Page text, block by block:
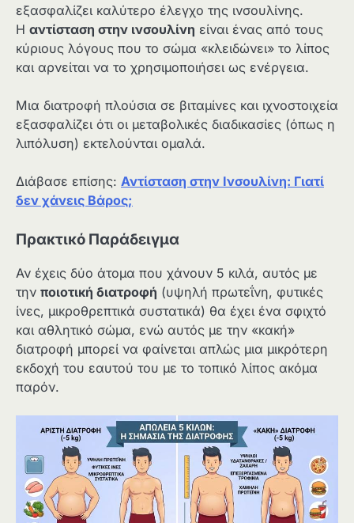
εξασφαλίζει καλύτερο έλεγχο της ινσουλίνης.
Η αντίσταση στην ινσουλίνη είναι ένας από τους
κύριους λόγους που το σώμα «κλειδώνει» το λίπος
και αρνείται να το χρησιμοποιήσει ως ενέργεια.
Μια διατροφή πλούσια σε βιταμίνες και ιχνοστοιχεία
εξασφαλίζει ότι οι μεταβολικές διαδικασίες (όπως η
λιπόλυση) εκτελούνται ομαλά.
Διάβασε επίσης: Αντίσταση στην Ινσουλίνη: Γιατί
δεν χάνεις Βάρος;
Πρακτικό Παράδειγμα
Αν έχεις δύο άτομα που χάνουν 5 κιλά, αυτός με
την ποιοτική διατροφή (υψηλή πρωτεΐνη, φυτικές
ίνες, μικροθρεπτικά συστατικά) θα έχει ένα σφιχτό
και αθλητικό σώμα, ενώ αυτός με την «κακή»
διατροφή μπορεί να φαίνεται απλώς μια μικρότερη
εκδοχή του εαυτού του με το τοπικό λίπος ακόμα
παρόν.